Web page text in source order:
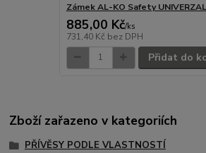
Zámek AL-KO Safety UNIVERZAL
885,00 Kč/ks
731,40 Kč bez DPH
Přidat do
Zboží zařazeno v kategoriích
PŘÍVĚSY PODLE VLASTNOSTÍ